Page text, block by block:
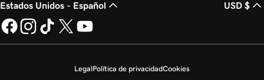
Estados Unidos - Español USD $
LegalPolítica de privacidadCookies